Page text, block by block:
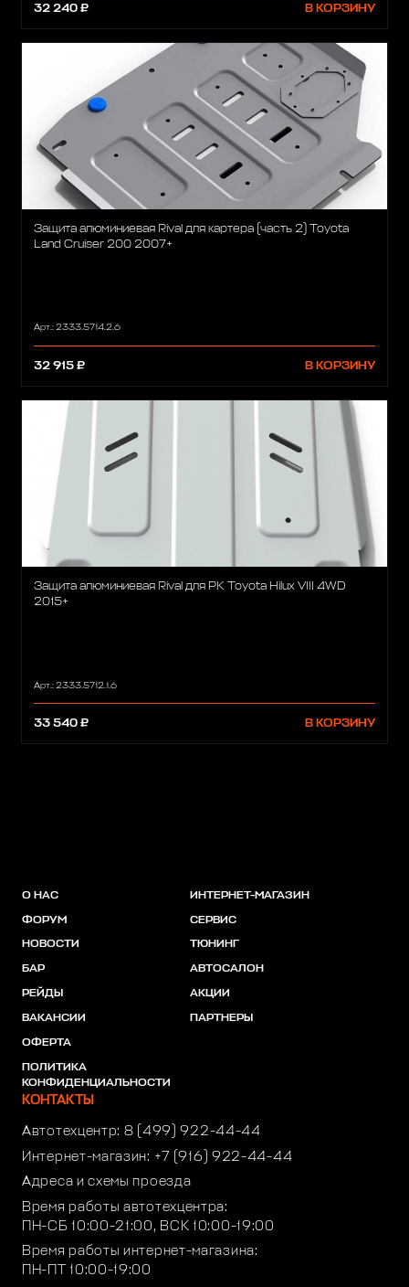
32 240 ₽ В КОРЗИНУ
Защита алюминиевая Rival для картера (часть 2) Toyota
Land Cruiser 200 2007+
Арт.: 2333.5714.2.6
32 915 ₽ В КОРЗИНУ
Защита алюминиевая Rival для РК Toyota Hilux VIII 4WD
2015+
Арт.: 2333.5712.1.6
33 540 ₽ В КОРЗИНУ
О НАС
ФОРУМ
НОВОСТИ
БАР
РЕЙДЫ
ВАКАНСИИ
ОФЕРТА
ПОЛИТИКА
КОНФИДЕНЦИАЛЬНОСТИ
ИНТЕРНЕТ-МАГАЗИН
СЕРВИС
ТЮНИНГ
АВТОСАЛОН
АКЦИИ
ПАРТНЕРЫ
КОНТАКТЫ
Автотехцентр: 8 (499) 922-44-44
Интернет-магазин: +7 (916) 922-44-44
Адреса и схемы проезда
Время работы автотехцентра:
ПН-СБ 10:00-21:00, ВСК 10:00-19:00
Время работы интернет-магазина:
ПН-ПТ 10:00-19:00